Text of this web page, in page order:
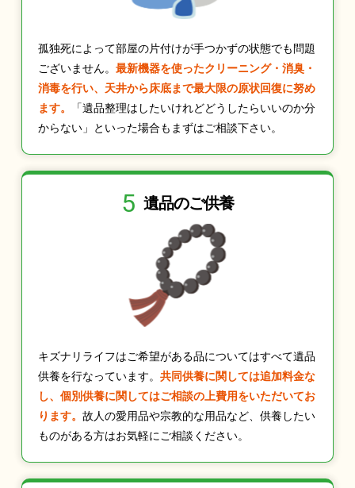
孤独死によって部屋の片付けが手つかずの状態でも問題
ございません。 最新機器を使ったクリーニング・消臭・
消毒を行い、天井から床底まで最大限の原状回復に努め
ます。
「遺品整理はしたいけれどどうしたらいいのか分
からない」といった場合もまずはご相談下さい。
5 遺品のご供養
キズナリライフはご希望がある品についてはすべて遺品
供養を行なっています。 共同供養に関しては追加料金な
し、個別供養に関してはご相談の上費用をいただいてお
ります。 故人の愛用品や宗教的な用品など、供養したい
ものがある方はお気軽にご相談ください。